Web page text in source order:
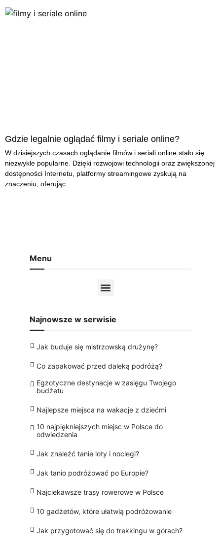
Gdzie legalnie oglądać filmy i seriale online?
W dzisiejszych czasach oglądanie filmów i seriali online stało się
niezwykle popularne. Dzięki rozwojowi technologii oraz zwiększonej
dostępności Internetu, platformy streamingowe zyskują na
znaczeniu, oferując
Menu
Najnowsze w serwisie
Jak buduje się mistrzowską drużynę?
Co zapakować przed daleką podróżą?
Egzotyczne destynacje w zasięgu Twojego
budżetu
Najlepsze miejsca na wakacje z dziećmi
10 najpiękniejszych miejsc w Polsce do
odwiedzenia
Jak znaleźć tanie loty i noclegi?
Jak tanio podróżować po Europie?
Najciekawsze trasy rowerowe w Polsce
10 gadżetów, które ułatwią podróżowanie
Jak przygotować się do trekkingu w górach?